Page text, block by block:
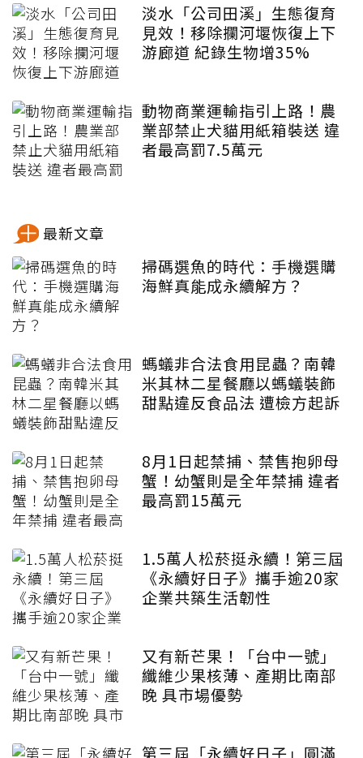
淡水「公司田溪」生態復育
見效！移除攔河堰恢復上下
游廊道 紀錄生物增35%
動物商業運輸指引上路！農
業部禁止犬貓用紙箱裝送 違
者最高罰7.5萬元
最新文章
掃碼選魚的時代：手機選購
海鮮真能成永續解方？
螞蟻非合法食用昆蟲？南韓
米其林二星餐廳以螞蟻裝飾
甜點違反食品法 遭檢方起訴
8月1日起禁捕、禁售抱卵母
蟹！幼蟹則是全年禁捕 違者
最高罰15萬元
1.5萬人松菸挺永續！第三屆
《永續好日子》攜手逾20家
企業共築生活韌性
又有新芒果！「台中一號」
纖維少果核薄、產期比南部
晚 具市場優勢
第三屆「永續好日子」圓滿